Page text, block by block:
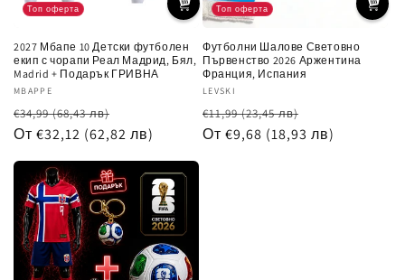
Топ оферта
2027 Мбапе 10 Детски футболен
екип с чорапи Реал Мадрид, Бял,
Madrid + Подарък ГРИВНА
Доставчик:
MBAPPE
Обичайна
цена
€34,99(68,43 лв)
при
От €32,12 (62,82 лв)
Топ оферта
Футболни Шалове Световно
Първенство 2026 Аржентина
Франция, Испания
Доставчик:
LEVSKI
Обичайна
цена
€11,99(23,45 лв)
при
От €9,68 (18,93 лв)